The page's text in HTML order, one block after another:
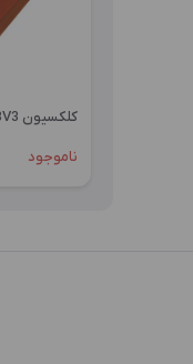
کلکسیون KAO1 RBV3
ناموجود